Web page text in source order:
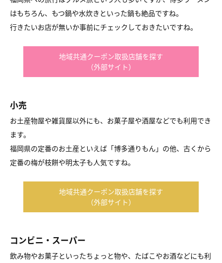
はもちろん、もつ鍋や水炊きといった鍋も絶品ですね。
行きたいお店が無いか事前にチェックしておきたいですね。
地域共通クーポン取扱店舗を探す
（外部サイト）
小売
お土産物屋や雑貨屋以外にも、お菓子屋や酒屋などでも利用でき
ます。
福岡県の定番のお土産といえば「博多通りもん」の他、古くから
定番の梅が枝餅や明太子も人気ですね。
地域共通クーポン取扱店舗を探す
（外部サイト）
コンビニ・スーパー
飲み物やお菓子といったちょっと物や、たばこやお酒などにも利